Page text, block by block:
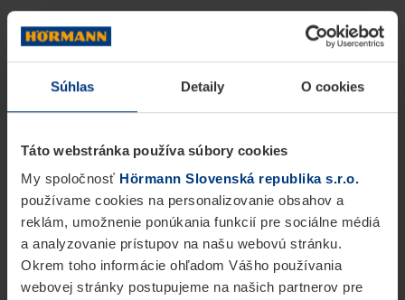
Súhlas Detaily O cookies
Táto webstránka používa súbory cookies
My spoločnosť Hörmann Slovenská republika s.r.o.
používame cookies na personalizovanie obsahov a
reklám, umožnenie ponúkania funkcií pre sociálne médiá
a analyzovanie prístupov na našu webovú stránku.
Okrem toho informácie ohľadom Vášho používania
webovej stránky postupujeme na našich partnerov pre